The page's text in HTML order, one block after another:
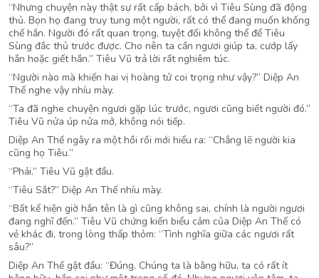
“Nhưng chuyện này thật sự rất cấp bách, bởi vì Tiêu Sùng đã động
thủ. Bọn họ đang truy tung một người, rất có thể đang muốn khống
chế hắn. Người đó rất quan trọng, tuyệt đối không thể để Tiêu
Sùng đắc thủ trước được. Cho nên ta cần ngươi giúp ta, cướp lấy
hắn hoặc giết hắn.” Tiêu Vũ trả lời rất nghiêm túc.
“Người nào mà khiến hai vị hoàng tử coi trọng như vậy?” Diệp An
Thế nghe vậy nhíu mày.
“Ta đã nghe chuyện ngươi gặp lúc trước, ngươi cũng biết người đó.”
Tiêu Vũ nửa úp nửa mở, không nói tiếp.
Diệp An Thế ngây ra một hồi rồi mới hiểu ra: “Chẳng lẽ người kia
cũng họ Tiêu.”
“Phải.” Tiêu Vũ gật đầu.
“Tiêu Sắt?” Diệp An Thế nhíu mày.
“Bất kể hiện giờ hắn tên là gì cũng không sai, chính là người ngươi
đang nghĩ đến.” Tiêu Vũ chứng kiến biểu cảm của Diệp An Thế có
vẻ khác đi, trong lòng thấp thỏm: “Tình nghĩa giữa các ngươi rất
sâu?”
Diệp An Thế gật đầu: “Đúng. Chúng ta là bằng hữu, ta có rất ít